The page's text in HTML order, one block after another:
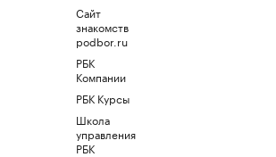
Сайт
знакомств
podbor.ru
РБК
Компании
РБК Курсы
Школа
управления
РБК